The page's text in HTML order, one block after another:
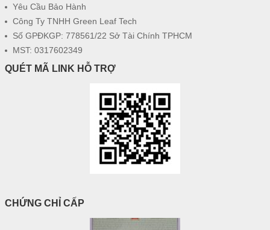
Yêu Cầu Bảo Hành
Công Ty TNHH Green Leaf Tech
Số GPĐKGP: 778561/22 Sở Tài Chính TPHCM
MST: 0317602349
QUÉT MÃ LINK HỖ TRỢ
CHỨNG CHỈ CẤP